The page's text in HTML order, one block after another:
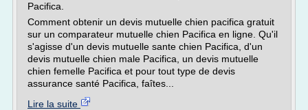
Pacifica.
Comment obtenir un devis mutuelle chien pacifica gratuit
sur un comparateur mutuelle chien Pacifica en ligne. Qu'il
s'agisse d'un devis mutuelle sante chien Pacifica, d'un
devis mutuelle chien male Pacifica, un devis mutuelle
chien femelle Pacifica et pour tout type de devis
assurance santé Pacifica, faîtes...
Lire la suite